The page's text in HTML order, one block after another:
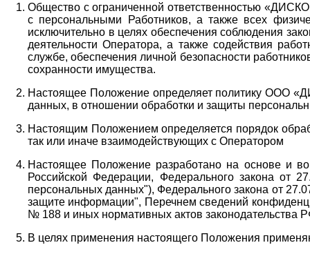
Общество с ограниченной ответственностью
с персональными Работников, а также всех
исключительно в целях обеспечения соблюдения
деятельности Оператора,а также содействия
службе, обеспечения личной безопасности
сохранности имущества.
Настоящее Положение определяет политику ООО
данных, в отношении обработки и защиты
Настоящим Положением определяется порядок
так или иначе взаимодействующих с Оператором
Настоящее Положение разработано на основе и во
Российской Федерации, Федерального закона
персональных данных"), Федерального закона от
защите информации", Перечнем сведений
№ 188 и иных нормативных актов законодательства
В целях применения настоящего Положения